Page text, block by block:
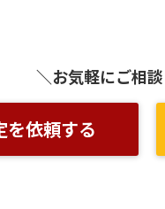
＼お気軽にご相
を依頼する